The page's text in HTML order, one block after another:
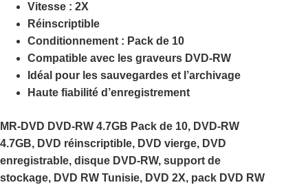
Vitesse : 2X
Réinscriptible
Conditionnement : Pack de 10
Compatible avec les graveurs DVD-RW
Idéal pour les sauvegardes et l’archivage
Haute fiabilité d’enregistrement
MR-DVD DVD-RW 4.7GB Pack de 10, DVD-RW
4.7GB, DVD réinscriptible, DVD vierge, DVD
enregistrable, disque DVD-RW, support de
stockage, DVD RW Tunisie, DVD 2X, pack DVD RW